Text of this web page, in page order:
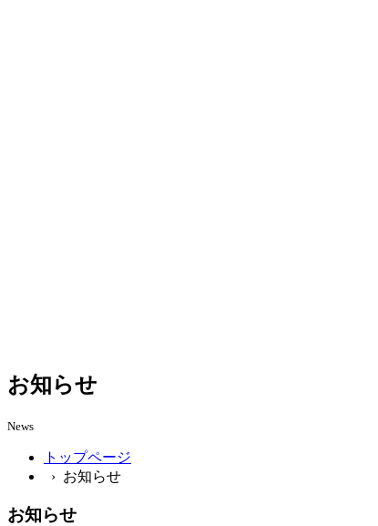
お知らせ
News
トップページ
› お知らせ
お知らせ